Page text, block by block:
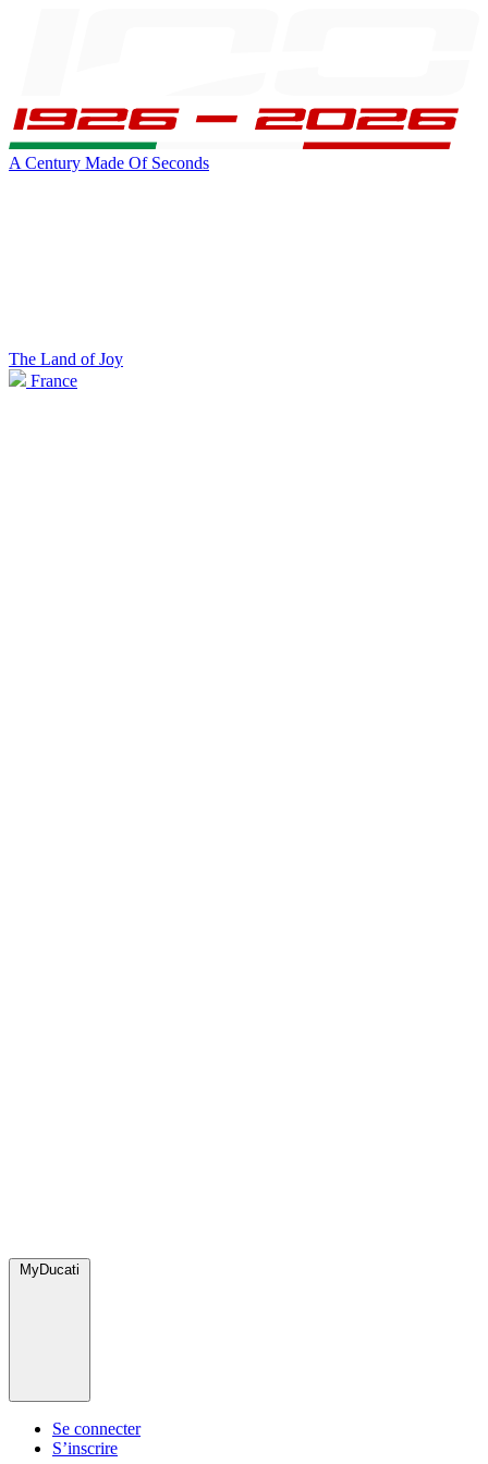
A Century Made Of Seconds
The Land of Joy
France
MyDucati
Se connecter
S’inscrire